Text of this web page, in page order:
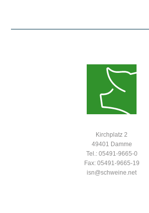
Kirchplatz 2
49401 Damme
Tel.: 05491-9665-0
Fax: 05491-9665-19
isn@schweine.net